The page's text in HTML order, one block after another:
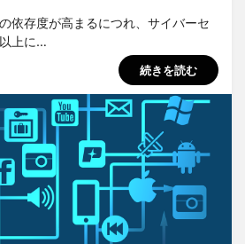
依存度が高まるにつれ、サイバーセ
上に…
続きを読む